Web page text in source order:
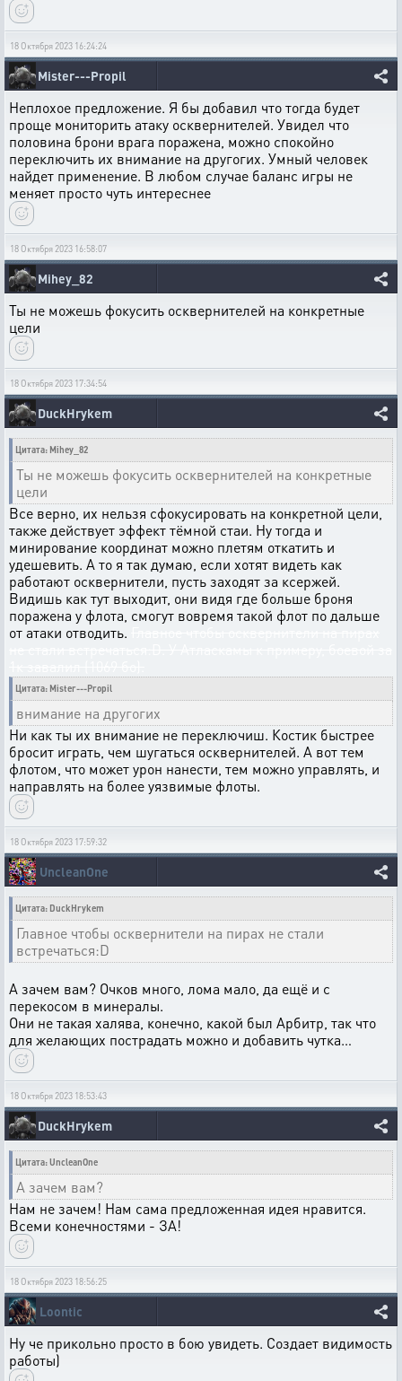
18 Октября 2023 16:24:24
Mister---Propil
Неплохое предложение. Я бы добавил что тогда будет
проще мониторить атаку осквернителей. Увидел что
половина брони врага поражена, можно спокойно
переключить их внимание на другогих. Умный человек
найдет применение. В любом случае баланс игры не
меняет просто чуть интереснее
18 Октября 2023 16:58:07
Mihey_82
Ты не можешь фокусить осквернителей на конкретные
цели
18 Октября 2023 17:34:54
DuckHrykem
Цитата: Mihey_82
Ты не можешь фокусить осквернителей на конкретные
цели
Все верно, их нельзя сфокусировать на конкретной цели,
также действует эффект тёмной стаи. Ну тогда и
минирование координат можно плетям откатить и
удешевить. А то я так думаю, если хотят видеть как
работают осквернители, пусть заходят за ксержей.
Видишь как тут выходит, они видя где больше броня
поражена у флота, смогут вовремя такой флот по дальше
от атаки отводить.
Цитата: Mister---Propil
внимание на другогих
Ни как ты их внимание не переключиш. Костик быстрее
бросит играть, чем шугаться осквернителей. А вот тем
флотом, что может урон нанести, тем можно управлять, и
направлять на более уязвимые флоты.
18 Октября 2023 17:59:32
UncleanOne
Цитата: DuckHrykem
Главное чтобы осквернители на пирах не стали
встречаться:D
А зачем вам? Очков много, лома мало, да ещё и с
перекосом в минералы.
Они не такая халява, конечно, какой был Арбитр, так что
для желающих пострадать можно и добавить чутка…
18 Октября 2023 18:53:43
DuckHrykem
Цитата: UncleanOne
А зачем вам?
Нам не зачем! Нам сама предложенная идея нравится.
Всеми конечностями - ЗА!
18 Октября 2023 18:56:25
Loontic
Ну че прикольно просто в бою увидеть. Создает видимость
работы)